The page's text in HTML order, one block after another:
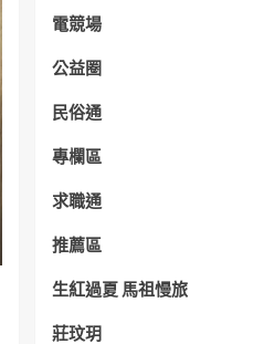
電競場
公益圈
民俗通
專欄區
求職通
推薦區
生紅過夏 馬祖慢旅
莊玟玥